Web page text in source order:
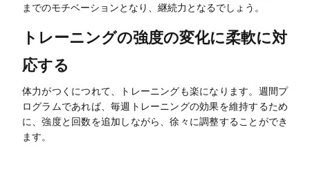
スマートクリエーション
AIホワイトボード
AIプレゼンテーション
AI履歴書作成ツール
リソース
までのモチベーションとなり、継続力となるでしょう。
トレーニングの強度の変化に柔軟に対
応する
体力がつくにつれて、トレーニングも楽になります。週間プ
ログラムであれば、毎週トレーニングの効果を維持するため
に、強度と回数を追加しながら、徐々に調整することができ
ます。